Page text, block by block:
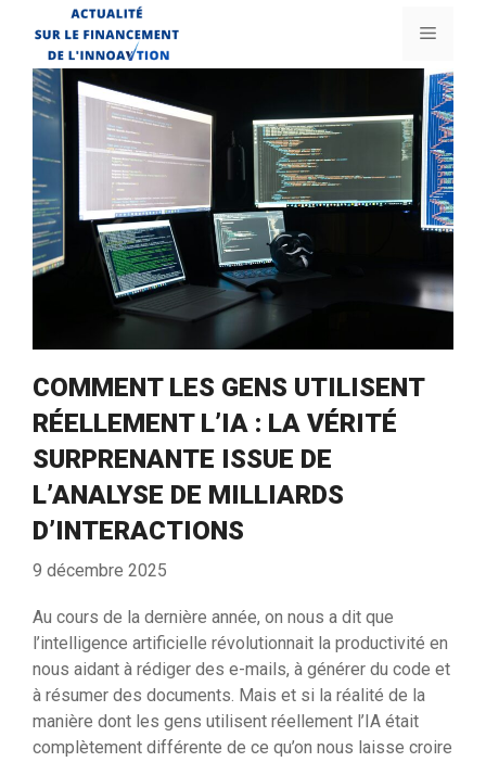
contenu
Menu
COMMENT LES GENS UTILISENT
RÉELLEMENT L’IA : LA VÉRITÉ
SURPRENANTE ISSUE DE
L’ANALYSE DE MILLIARDS
D’INTERACTIONS
9 décembre 2025
Au cours de la dernière année, on nous a dit que
l’intelligence artificielle révolutionnait la productivité en
nous aidant à rédiger des e-mails, à générer du code et
à résumer des documents. Mais et si la réalité de la
manière dont les gens utilisent réellement l’IA était
complètement différente de ce qu’on nous laisse croire